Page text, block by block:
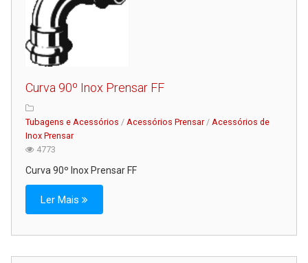
Curva 90º Inox Prensar FF
Tubagens e Acessórios / Acessórios Prensar/ Acessórios de
Inox Prensar
4773
Curva 90º Inox Prensar FF
Ler Mais